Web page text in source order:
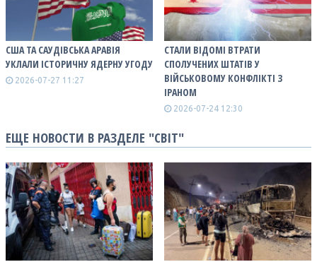
США ТА САУДІВСЬКА АРАВІЯ
УКЛАЛИ ІСТОРИЧНУ ЯДЕРНУ УГОДУ
2026-07-27 11:27
СТАЛИ ВІДОМІ ВТРАТИ
СПОЛУЧЕНИХ ШТАТІВ У
ВІЙСЬКОВОМУ КОНФЛІКТІ З
ІРАНОМ
2026-07-24 12:30
ЕЩЕ НОВОСТИ В РАЗДЕЛЕ "СВІТ"